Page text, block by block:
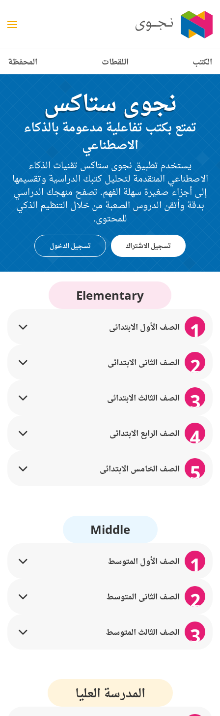
الكتب اللقطات المحفظة
نجوى ستاكس
تمتع بكتب تفاعلية مدعومة بالذكاء
الاصطناعي
يستخدم تطبيق نجوى ستاكس تقنيات الذكاء
الاصطناعي المتقدمة لتحليل كتبك الدراسية وتقسيمها
إلى أجزاء صغيرة سهلة الفهم. تصفح منهجك الدراسي
بدقة وأتقن الدروس الصعبة من خلال التنظيم الذكي
للمحتوى.
تسجيل الاشتراك تسجيل الدخول
Elementary
1 الصف الأول الابتدائي
2 الصف الثاني الابتدائي
3 الصف الثالث الابتدائي
4 الصف الرابع الابتدائي
5 الصف الخامس الابتدائي
Middle
1 الصف الأول المتوسط
2 الصف الثاني المتوسط
3 الصف الثالث المتوسط
المدرسة العليا